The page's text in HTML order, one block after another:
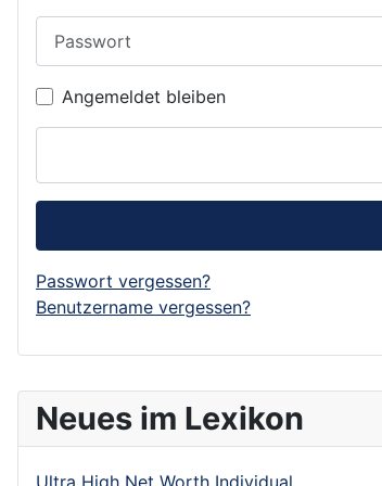
Neues im Lexikon
Ultra High Net Worth Individual
Angemeldet bleiben
Passwort vergessen?
Benutzername vergessen?